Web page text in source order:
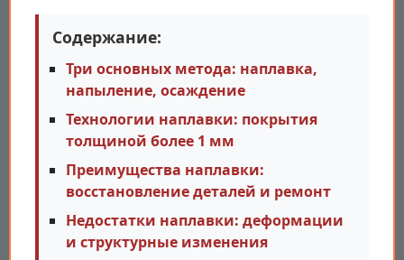
Содержание:
Три основных метода: наплавка,
напыление, осаждение
Технологии наплавки: покрытия
толщиной более 1 мм
Преимущества наплавки:
восстановление деталей и ремонт
Недостатки наплавки: деформации
и структурные изменения